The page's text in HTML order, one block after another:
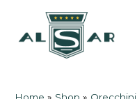
contenuto